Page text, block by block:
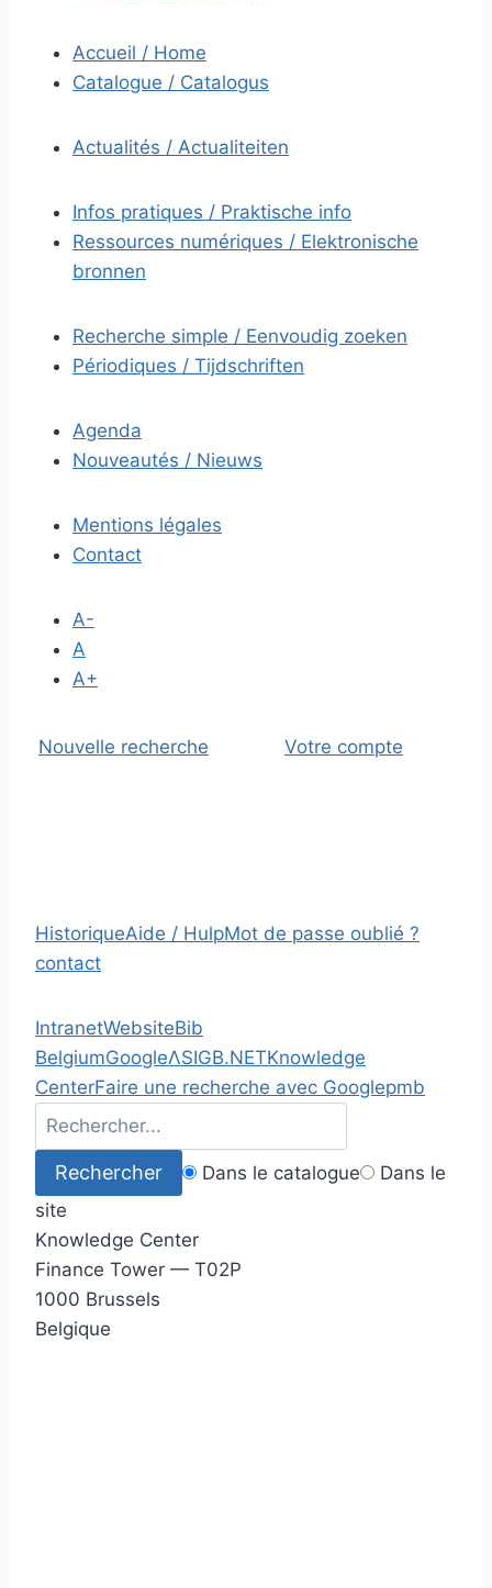
Accueil / Home
Catalogue / Catalogus
Actualités / Actualiteiten
Infos pratiques / Praktische info
Ressources numériques / Elektronische
bronnen
Recherche simple / Eenvoudig zoeken
Périodiques / Tijdschriften
Agenda
Nouveautés / Nieuws
Mentions légales
Contact
A-
A
A+
Nouvelle recherche Votre compte
HistoriqueAide / HulpMot de passe oublié ?
contact
IntranetWebsiteBib
BelgiumGoogleΛSIGB.NETKnowledge
CenterFaire une recherche avec Googlepmb
Dans le catalogue
Dans le
site
Knowledge Center
Finance Tower — T02P
1000 Brussels
Belgique